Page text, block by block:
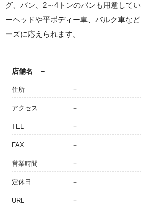
グ、バン、2～4トンのバンも用意して
ーヘッドや平ボディー車、バルク車な
ーズに応えられます。
店舗名 －
住所 －
アクセス －
TEL －
FAX －
営業時間 －
定休日 －
URL －